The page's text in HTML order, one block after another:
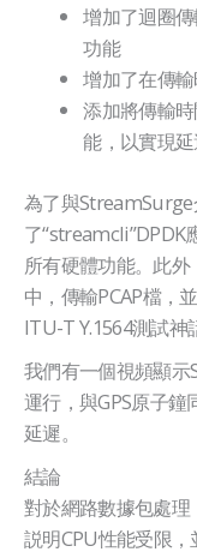
增加了迴圈
功能
增加了在傳
添加將傳輸
能，以實現
為了與
了“streamcli”DPDK
所有硬體功能。此
中，傳輸PCAP檔，
ITU-T Y.1564測試
我們有一個視頻顯
運行，與GPS原子
延遲。
結論
對於網路數據包處
説明CPU性能受限